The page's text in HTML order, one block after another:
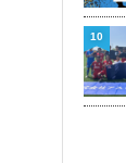
10